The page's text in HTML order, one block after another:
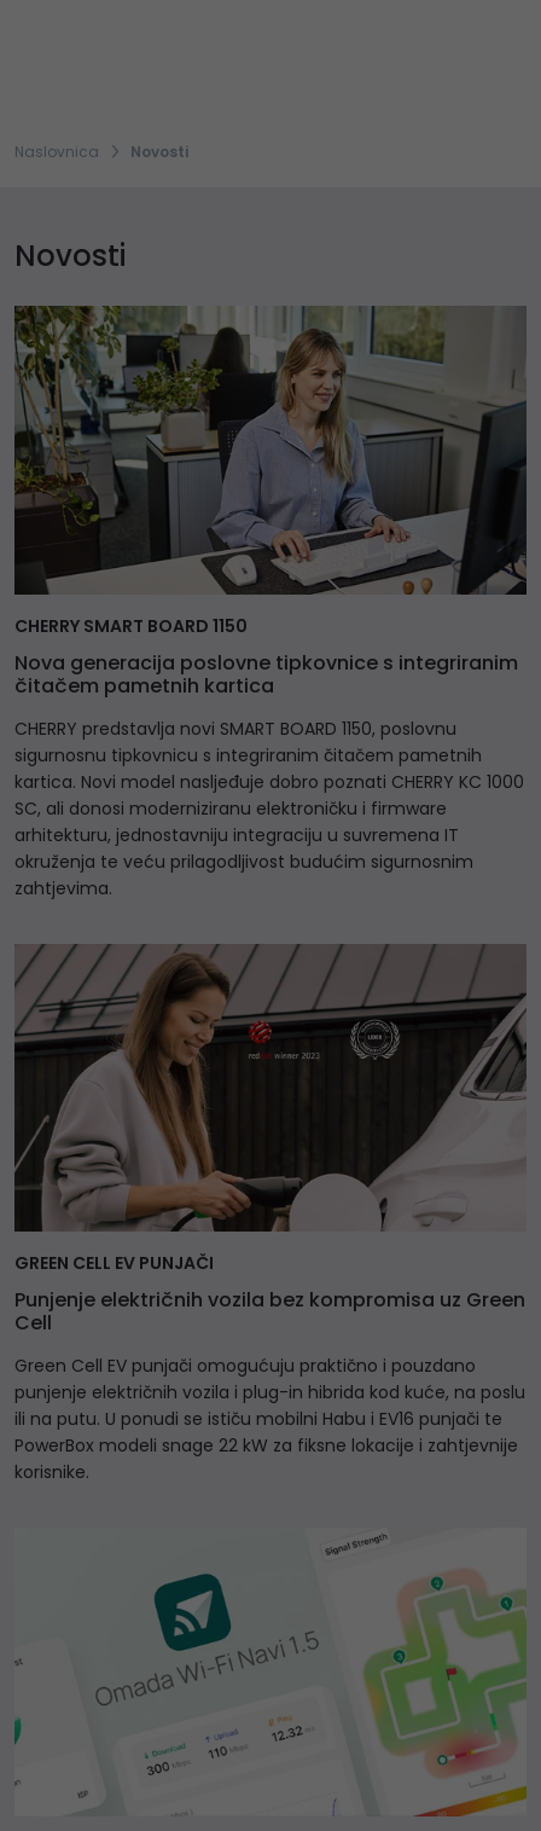
Naslovnica Novosti
Novosti
CHERRY SMART BOARD 1150
Nova generacija poslovne tipkovnice s integriranim
čitačem pametnih kartica
CHERRY predstavlja novi SMART BOARD 1150, poslovnu
sigurnosnu tipkovnicu s integriranim čitačem pametnih
kartica. Novi model nasljeđuje dobro poznati CHERRY KC 1000
SC, ali donosi moderniziranu elektroničku i firmware
arhitekturu, jednostavniju integraciju u suvremena IT
okruženja te veću prilagodljivost budućim sigurnosnim
zahtjevima.
GREEN CELL EV PUNJAČI
Punjenje električnih vozila bez kompromisa uz Green
Cell
Green Cell EV punjači omogućuju praktično i pouzdano
punjenje električnih vozila i plug-in hibrida kod kuće, na poslu
ili na putu. U ponudi se ističu mobilni Habu i EV16 punjači te
PowerBox modeli snage 22 kW za fiksne lokacije i zahtjevnije
korisnike.